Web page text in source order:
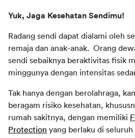
Yuk, Jaga Kesehatan Sendimu!
Radang sendi dapat dialami oleh
remaja dan anak-anak.  Orang
sendi sebaiknya beraktivitas fisik
minggunya dengan intensitas
Tak hanya dengan berolahraga,
beragam risiko kesehatan,
rumah sakitnya, dengan memiliki
Protection yang berlaku di seluruh